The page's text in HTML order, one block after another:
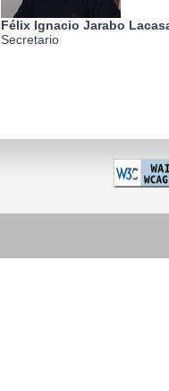
Félix Ignacio Jarabo
Secretario